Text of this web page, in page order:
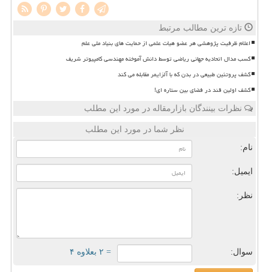
تازه ترین مطالب مرتبط
اعلام ظرفیت پژوهشی هر عضو هیات علمی از حمایت های بنیاد ملی علم
کسب مدال اتحادیه جهانی ریاضی توسط دانش آموخته مهندسی کامپیوتر شریف
کشف پروتئین طبیعی در بدن که با آلزایمر مقابله می کند
کشف اولین قند در فضای بین ستاره ای!
نظرات بینندگان بازارمقاله در مورد این مطلب
نظر شما در مورد این مطلب
نام:
ایمیل:
نظر:
سوال: = ۲ بعلاوه ۴